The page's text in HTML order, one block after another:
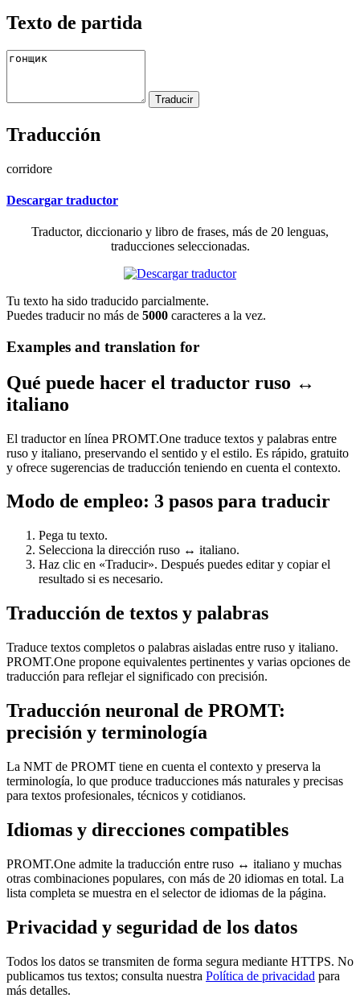
Texto de partida
Traducción
corridore
Descargar traductor
Traductor, diccionario y libro de frases, más de 20 lenguas,
traducciones seleccionadas.
Tu texto ha sido traducido parcialmente.
Puedes traducir no más de 5000 caracteres a la vez.
Examples and translation for
Qué puede hacer el traductor ruso ↔
italiano
El traductor en línea PROMT.One traduce textos y palabras entre
ruso y italiano, preservando el sentido y el estilo. Es rápido, gratuito
y ofrece sugerencias de traducción teniendo en cuenta el contexto.
Modo de empleo: 3 pasos para traducir
Pega tu texto.
Selecciona la dirección ruso ↔ italiano.
Haz clic en «Traducir». Después puedes editar y copiar el
resultado si es necesario.
Traducción de textos y palabras
Traduce textos completos o palabras aisladas entre ruso y italiano.
PROMT.One propone equivalentes pertinentes y varias opciones de
traducción para reflejar el significado con precisión.
Traducción neuronal de PROMT:
precisión y terminología
La NMT de PROMT tiene en cuenta el contexto y preserva la
terminología, lo que produce traducciones más naturales y precisas
para textos profesionales, técnicos y cotidianos.
Idiomas y direcciones compatibles
PROMT.One admite la traducción entre ruso ↔ italiano y muchas
otras combinaciones populares, con más de 20 idiomas en total. La
lista completa se muestra en el selector de idiomas de la página.
Privacidad y seguridad de los datos
Todos los datos se transmiten de forma segura mediante HTTPS. No
publicamos tus textos; consulta nuestra Política de privacidad para
más detalles.